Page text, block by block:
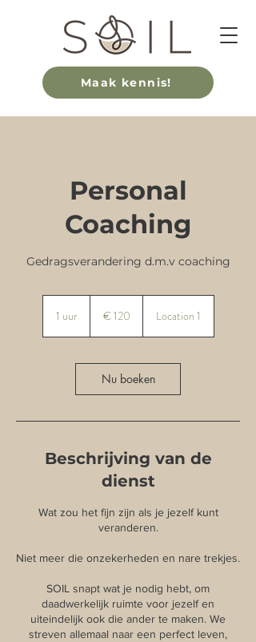
Maak kennis!
Personal
Coaching
Gedragsverandering d.m.v coaching
1 uur1
€ 120 Location 1
Nu boeken
Beschrijving van de
dienst
Wat zou het fijn zijn als je jezelf kunt
veranderen.
Niet meer die onzekerheden en nare trekjes.
SOIL snapt wat je nodig hebt, om
daadwerkelijk ruimte voor jezelf en
uiteindelijk ook die ander te maken. We
streven allemaal naar een perfect leven,